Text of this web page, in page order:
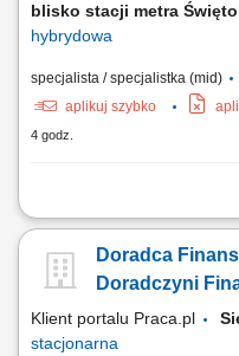
blisko stacji metra
hybrydowa
specjalista / specjalistka (mid)
aplikuj szybko
4 godz.
Zakres obowiązków: Wsparcie
analiz benchmarkingowych
narzędzi analitycznych; Udział
Doradca
Doradczyni
Klient portalu Praca.pl
stacjonarna